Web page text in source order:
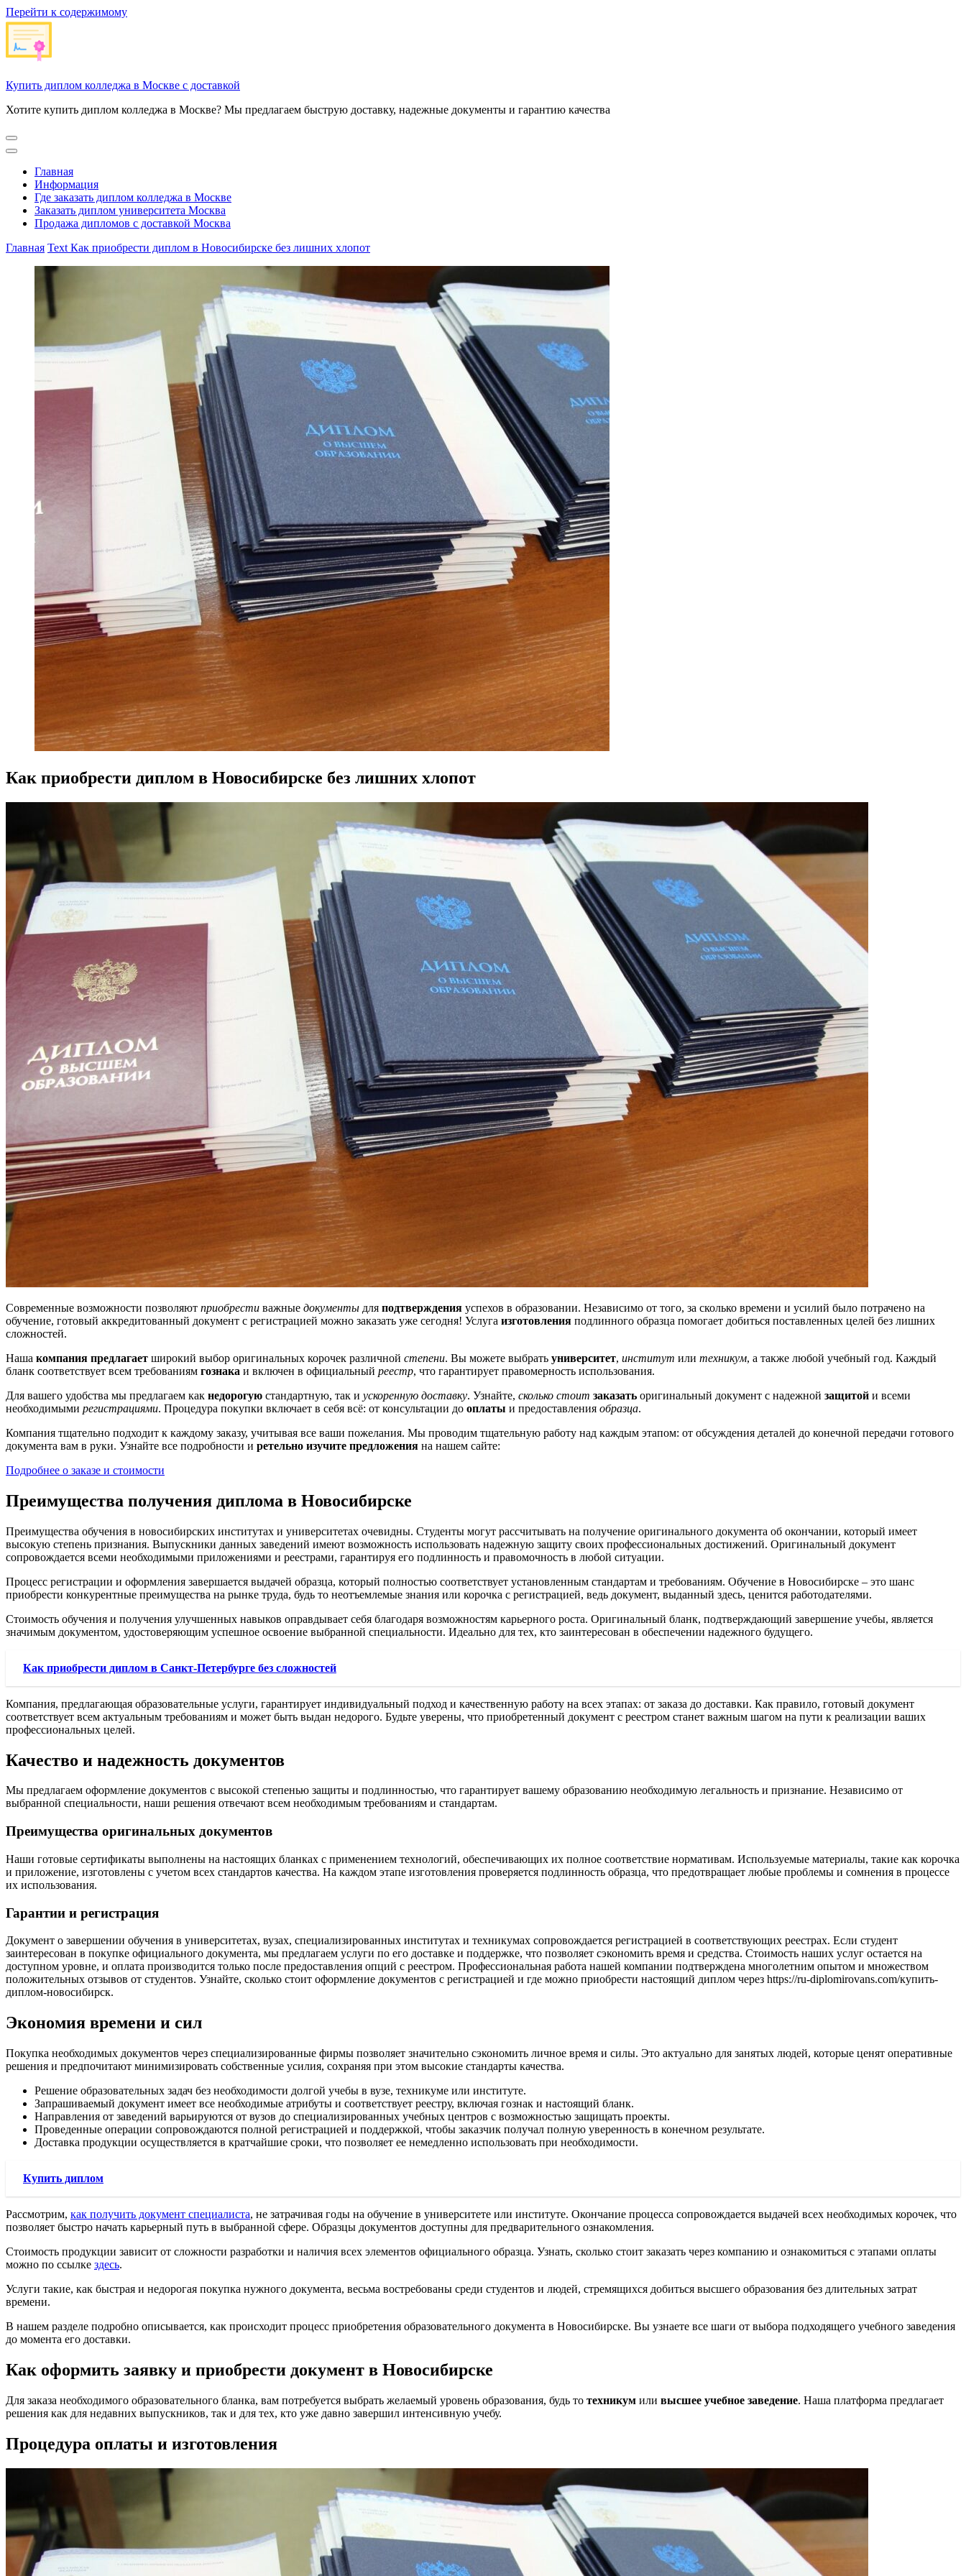
Перейти к содержимому
Купить диплом колледжа в Москве с доставкой
Хотите купить диплом колледжа в Москве? Мы предлагаем быструю доставку, надежные документы и гарантию качества
Главная
Информация
Где заказать диплом колледжа в Москве
Заказать диплом университета Москва
Продажа дипломов с доставкой Москва
Главная Text Как приобрести диплом в Новосибирске без лишних хлопот
Как приобрести диплом в Новосибирске без лишних хлопот
Современные возможности позволяют приобрести важные документы для подтверждения успехов в образовании. Независимо от того, за сколько времени и усилий было потрачено на
обучение, готовый аккредитованный документ с регистрацией можно заказать уже сегодня! Услуга изготовления подлинного образца помогает добиться поставленных целей без лишних
сложностей.
Наша компания предлагает широкий выбор оригинальных корочек различной степени. Вы можете выбрать университет, институт или техникум, а также любой учебный год. Каждый
бланк соответствует всем требованиям гознака и включен в официальный реестр, что гарантирует правомерность использования.
Для вашего удобства мы предлагаем как недорогую стандартную, так и ускоренную доставку. Узнайте, сколько стоит заказать оригинальный документ с надежной защитой и всеми
необходимыми регистрациями. Процедура покупки включает в себя всё: от консультации до оплаты и предоставления образца.
Компания тщательно подходит к каждому заказу, учитывая все ваши пожелания. Мы проводим тщательную работу над каждым этапом: от обсуждения деталей до конечной передачи готового
документа вам в руки. Узнайте все подробности и ретельно изучите предложения на нашем сайте:
Подробнее о заказе и стоимости
Преимущества получения диплома в Новосибирске
Преимущества обучения в новосибирских институтах и университетах очевидны. Студенты могут рассчитывать на получение оригинального документа об окончании, который имеет
высокую степень признания. Выпускники данных заведений имеют возможность использовать надежную защиту своих профессиональных достижений. Оригинальный документ
сопровождается всеми необходимыми приложениями и реестрами, гарантируя его подлинность и правомочность в любой ситуации.
Процесс регистрации и оформления завершается выдачей образца, который полностью соответствует установленным стандартам и требованиям. Обучение в Новосибирске – это шанс
приобрести конкурентные преимущества на рынке труда, будь то неотъемлемые знания или корочка с регистрацией, ведь документ, выданный здесь, ценится работодателями.
Стоимость обучения и получения улучшенных навыков оправдывает себя благодаря возможностям карьерного роста. Оригинальный бланк, подтверждающий завершение учебы, является
значимым документом, удостоверяющим успешное освоение выбранной специальности. Идеально для тех, кто заинтересован в обеспечении надежного будущего.
Как приобрести диплом в Санкт-Петербурге без сложностей
Компания, предлагающая образовательные услуги, гарантирует индивидуальный подход и качественную работу на всех этапах: от заказа до доставки. Как правило, готовый документ
соответствует всем актуальным требованиям и может быть выдан недорого. Будьте уверены, что приобретенный документ с реестром станет важным шагом на пути к реализации ваших
профессиональных целей.
Качество и надежность документов
Мы предлагаем оформление документов с высокой степенью защиты и подлинностью, что гарантирует вашему образованию необходимую легальность и признание. Независимо от
выбранной специальности, наши решения отвечают всем необходимым требованиям и стандартам.
Преимущества оригинальных документов
Наши готовые сертификаты выполнены на настоящих бланках с применением технологий, обеспечивающих их полное соответствие нормативам. Используемые материалы, такие как корочка
и приложение, изготовлены с учетом всех стандартов качества. На каждом этапе изготовления проверяется подлинность образца, что предотвращает любые проблемы и сомнения в процессе
их использования.
Гарантии и регистрация
Документ о завершении обучения в университетах, вузах, специализированных институтах и техникумах сопровождается регистрацией в соответствующих реестрах. Если студент
заинтересован в покупке официального документа, мы предлагаем услуги по его доставке и поддержке, что позволяет сэкономить время и средства. Стоимость наших услуг остается на
доступном уровне, и оплата производится только после предоставления опций с реестром. Профессиональная работа нашей компании подтверждена многолетним опытом и множеством
положительных отзывов от студентов. Узнайте, сколько стоит оформление документов с регистрацией и где можно приобрести настоящий диплом через https://ru-diplomirovans.com/купить-
диплом-новосибирск.
Экономия времени и сил
Покупка необходимых документов через специализированные фирмы позволяет значительно сэкономить личное время и силы. Это актуально для занятых людей, которые ценят оперативные
решения и предпочитают минимизировать собственные усилия, сохраняя при этом высокие стандарты качества.
Решение образовательных задач без необходимости долгой учебы в вузе, техникуме или институте.
Запрашиваемый документ имеет все необходимые атрибуты и соответствует реестру, включая гознак и настоящий бланк.
Направления от заведений варьируются от вузов до специализированных учебных центров с возможностью защищать проекты.
Проведенные операции сопровождаются полной регистрацией и поддержкой, чтобы заказчик получал полную уверенность в конечном результате.
Доставка продукции осуществляется в кратчайшие сроки, что позволяет ее немедленно использовать при необходимости.
Купить диплом
Рассмотрим, как получить документ специалиста, не затрачивая годы на обучение в университете или институте. Окончание процесса сопровождается выдачей всех необходимых корочек, что
позволяет быстро начать карьерный путь в выбранной сфере. Образцы документов доступны для предварительного ознакомления.
Стоимость продукции зависит от сложности разработки и наличия всех элементов официального образца. Узнать, сколько стоит заказать через компанию и ознакомиться с этапами оплаты
можно по ссылке здесь.
Услуги такие, как быстрая и недорогая покупка нужного документа, весьма востребованы среди студентов и людей, стремящихся добиться высшего образования без длительных затрат
времени.
В нашем разделе подробно описывается, как происходит процесс приобретения образовательного документа в Новосибирске. Вы узнаете все шаги от выбора подходящего учебного заведения
до момента его доставки.
Как оформить заявку и приобрести документ в Новосибирске
Для заказа необходимого образовательного бланка, вам потребуется выбрать желаемый уровень образования, будь то техникум или высшее учебное заведение. Наша платформа предлагает
решения как для недавних выпускников, так и для тех, кто уже давно завершил интенсивную учебу.
Процедура оплаты и изготовления